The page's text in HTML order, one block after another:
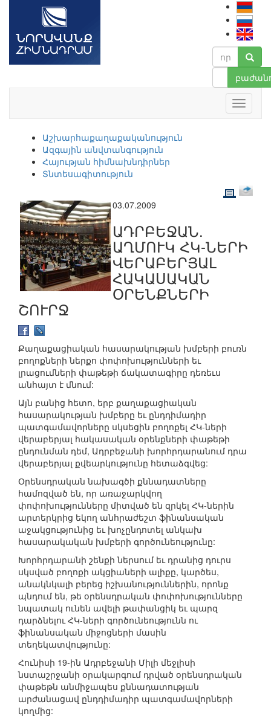
Աշխարհաքաղաքականություն
Ազգային անվտանգություն
Հայության հիմնախնդիրներ
Տնտեսագիտություն
03.07.2009
ԱԴՐԲԵՋԱՆ.
ԱՂՄՈՒԿ ՀԿ-ՆԵՐԻ
ՎԵՐԱԲԵՐՅԱԼ
ՀԱԿԱՍԱԿԱՆ
ՕՐԵՆՔՆԵՐԻ
ՇՈՒՐՋ
Քաղաքացիական հասարակության խմբերի բուռն
բողոքների ներքո փոփոխությունների եւ
լրացումների փաթեթի ճակատագիրը դեռեւս
անհայտ է մնում:
Այն բանից հետո, երբ քաղաքացիական
հասարակության խմբերը եւ ընդդիմադիր
պատգամավորները սկսեցին բողոքել ՀԿ-ների
վերաբերյալ հակասական օրենքների փաթեթի
ընդունման դեմ, Ադրբեջանի խորհրդարանում դրա
վերաբերյալ քվեարկությունը հետաձգվեց:
Օրենսդրական նախագծի քննադատները
համոզված են, որ առաջարկվող
փոփոխությունները միտված են զրկել ՀԿ-ներին
արտերկրից եկող անհրաժեշտ ֆինանսական
աջակցությունից եւ խոչընդոտել անկախ
հասարակական խմբերի գործունեությունը:
Խորհրդարանի շենքի ներսում եւ դրանից դուրս
սկսված բողոքի ակցիաների ալիքը, կարծես,
անակնկալի բերեց իշխանություններին, որոնք
պնդում են, թե օրենսդրական փոփոխությունները
նպատակ ունեն ավելի թափանցիկ եւ պարզ
դարձնելու ՀԿ-ների գործունեությունն ու
ֆինանսական միջոցների մասին
տեղեկատվությունը:
Հունիսի 19-ին Ադրբեջանի Միլի մեջլիսի
նստաշրջանի օրակարգում դրված օրենսդրական
փաթեթն անմիջապես քննադատության
արժանացավ ընդդիմադիր պատգամավորների
կողմից: